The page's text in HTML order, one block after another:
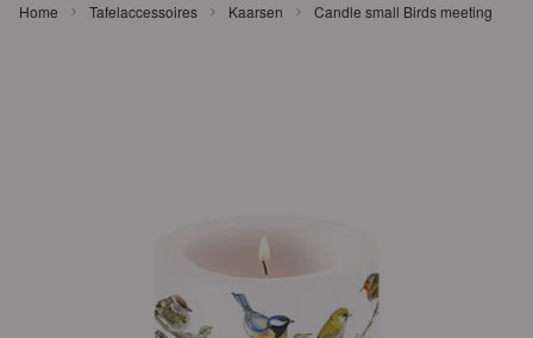
Home Tafelaccessoires Kaarsen Candle small Birds meeting